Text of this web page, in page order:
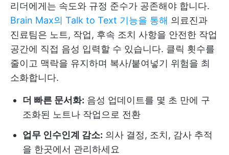
리더에게는 속도와 규정 준수가 공존해야 합니다.
Brain Max의 Talk to Text 기능을 통해 의료진과
진료팀은 노트, 작업, 후속 조치 사항을 안전한 작업
공간에 직접 음성 입력할 수 있습니다. 클릭 횟수를
줄이고 맥락을 유지하며 복사/붙여넣기 위험을 최
소화합니다.
더 빠른 문서화: 음성 업데이트를 몇 초 만에 구
조화된 노트나 작업으로 전환
업무 인수인계 감소: 의사 결정, 조치, 감사 추적
을 한곳에서 관리하세요